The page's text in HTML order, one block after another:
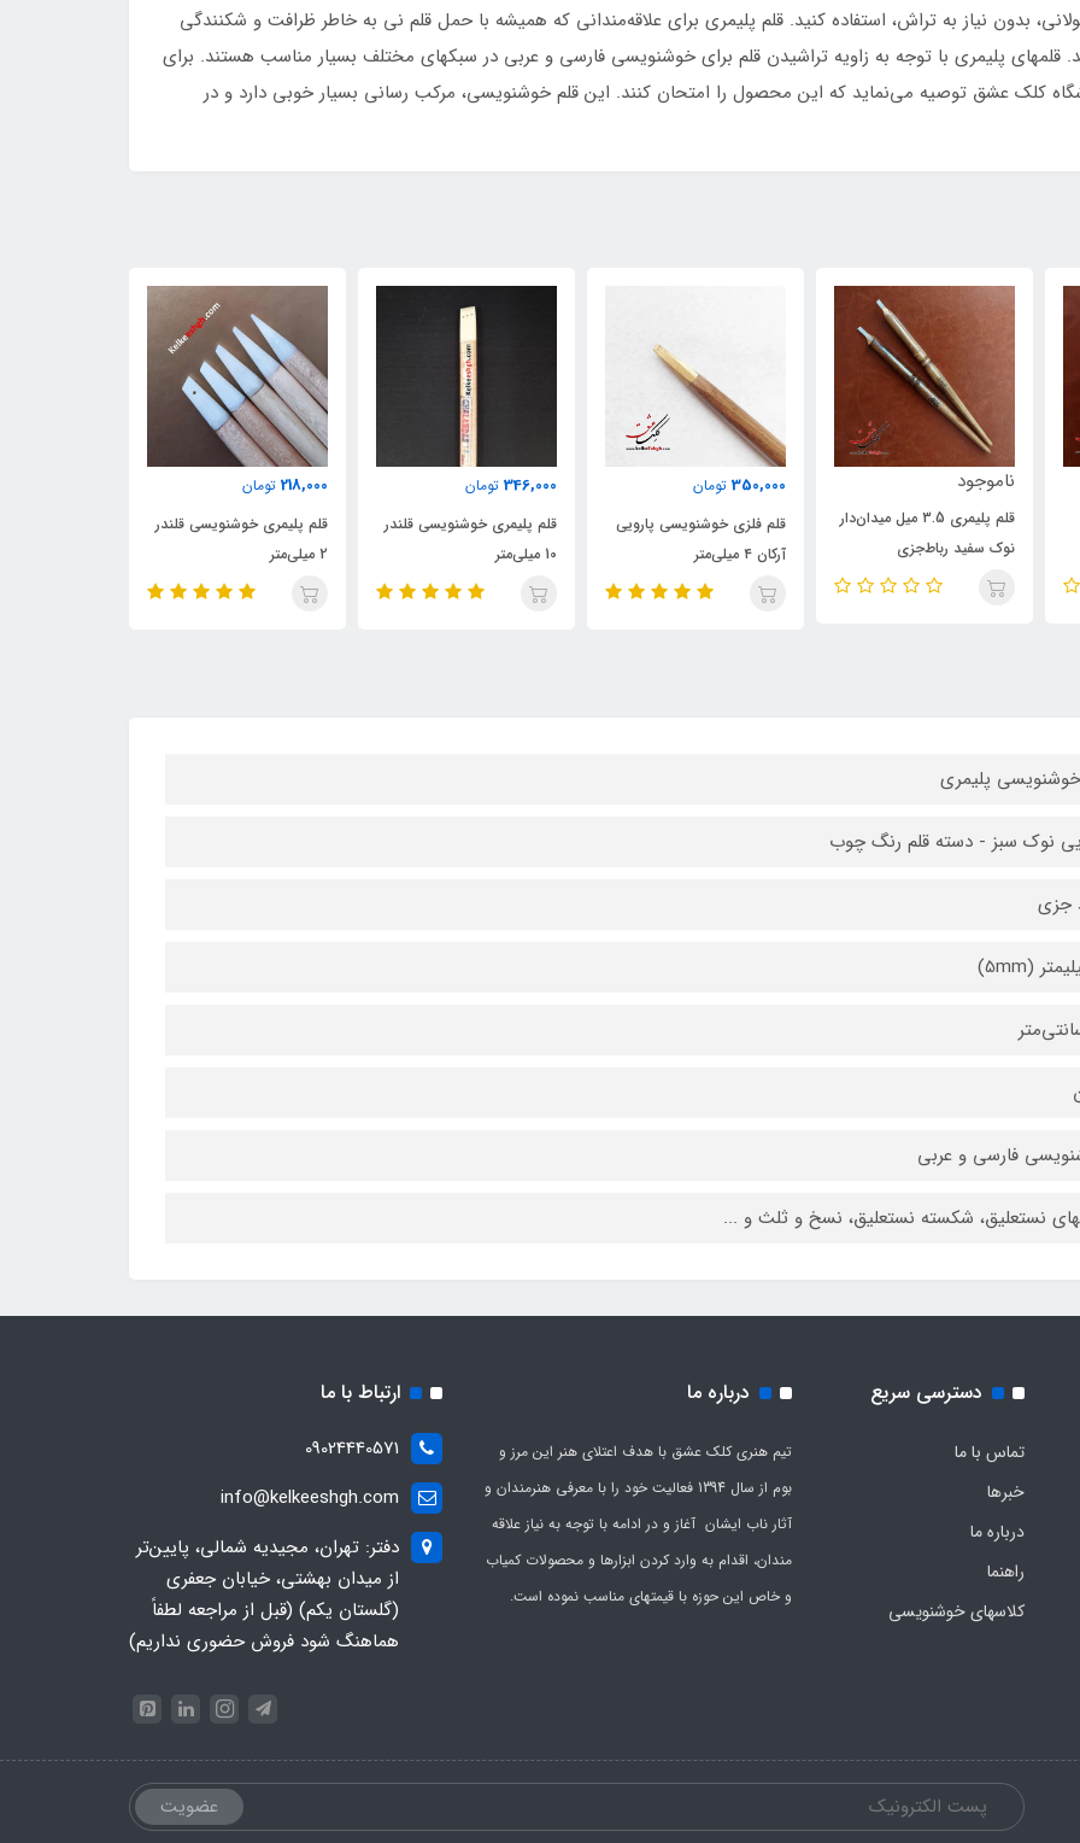
بدون نیاز به تراش، استفاده کنید. قلم پلیمری برای علاقه‌مندانی که همیشه با حمل قلم نی به خاطر ظرافت و شکنندگی
پلیمری با توجه به زاویه تراشیدن قلم برای خوشنویسی فارسی و عربی در سبکهای مختلف بسیار مناسب هستند. برای
کلک عشق توصیه می‌نماید که این محصول را امتحان کنند. این قلم خوشنویسی، مرکب رسانی بسیار خوبی دارد و در
350,000
قلم فلزی خوشنویسی پارویی
آرکان ۴ میلی‌متر
346,000 تومان
قلم پلیمری خوشنویسی قلندر
10 میلی‌متر
218,000 تومان
قلم پلیمری خوشنویسی قلندر
2 میلی‌متر
211,000 تومان
قلم پلیمری خوشنویسی قلندر
۱ میلی‌متر
پلیمری
نوک سبز - دسته قلم رنگ چوب
جزی
فارسی و عربی
نستعلیق، شکسته نستعلیق، نسخ و ثلث و ...
دسترسی سریع
تماس با ما
خبرها
درباره ما
راهنما
کلاسهای خوشنویسی
درباره ما
تیم هنری کلک عشق با هدف اعتلای هنر این مرز و
بوم از سال 1394 فعالیت خود را با معرفی هنرمندان و
آثار ناب ایشان آغاز و در ادامه با توجه به نیاز علاقه
مندان، اقدام به وارد کردن ابزارها و محصولات کمیاب
و خاص این حوزه با قیمتهای مناسب نموده است.
ارتباط با ما
09024440571
info@kelkeeshgh.com
دفتر: تهران، مجیدیه شمالی، پایین‌تر
از میدان بهشتی، خیابان جعفری
(گلستان یکم) (قبل از مراجعه لطفاً
هماهنگ شود فروش حضوری نداریم)
عضویت